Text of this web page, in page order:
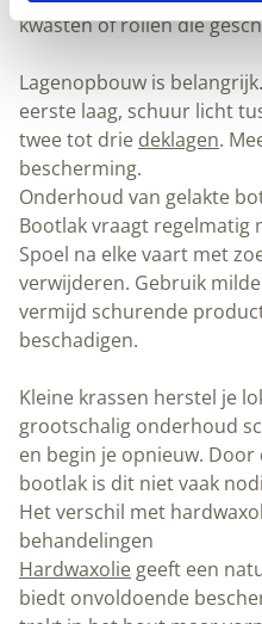
laklaag beschadigen.
grootschalig onderhoud schuur
opnieuw. Door de lange
nodig.
Het verschil met hardwaxolie en
Hardwaxoliegeeft een
onvoldoende bescherming
maar vormt geen
Voor behandeling van houtop
bescherming van bootlak
Soorten bootlak voor
Er zijn verschillende types
behoudt de natuurlijke
Gekleurde bootlak combineert
verkrijgbaar in traditionele
navy.